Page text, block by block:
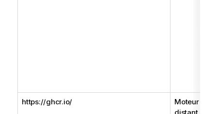
https://ghcr.io/
Moteur